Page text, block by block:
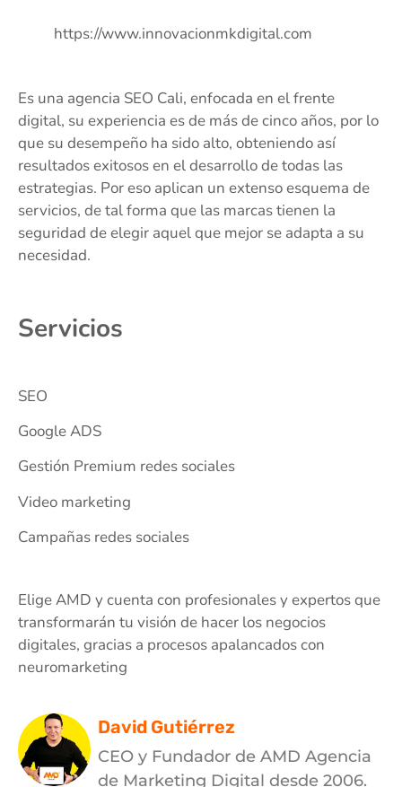
https://www.innovacionmkdigital.com
Es una agencia SEO Cali, enfocada en el frente
digital, su experiencia es de más de cinco años, por lo
que su desempeño ha sido alto, obteniendo así
resultados exitosos en el desarrollo de todas las
estrategias. Por eso aplican un extenso esquema de
servicios, de tal forma que las marcas tienen la
seguridad de elegir aquel que mejor se adapta a su
necesidad.
Servicios
SEO
Google ADS
Gestión Premium redes sociales
Video marketing
Campañas redes sociales
Elige AMD y cuenta con profesionales y expertos que
transformarán tu visión de hacer los negocios
digitales, gracias a procesos apalancados con
neuromarketing
David Gutiérrez
CEO y Fundador de AMD Agencia
de Marketing Digital desde 2006.